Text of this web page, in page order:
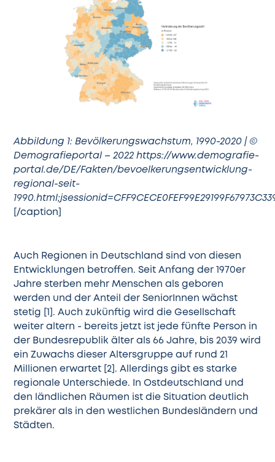
Abbildung 1: Bevölkerungswachstum, 1990-2020 | ©
Demografieportal – 2022 https://www.demografie-
portal.de/DE/Fakten/bevoelkerungsentwicklung-
regional-seit-
[/caption]
Auch Regionen in Deutschland sind von diesen
Entwicklungen betroffen. Seit Anfang der 1970er
Jahre sterben mehr Menschen als geboren
werden und der Anteil der SeniorInnen wächst
stetig [1]. Auch zukünftig wird die Gesellschaft
weiter altern - bereits jetzt ist jede fünfte Person in
der Bundesrepublik älter als 66 Jahre, bis 2039 wird
ein Zuwachs dieser Altersgruppe auf rund 21
Millionen erwartet [2]. Allerdings gibt es starke
regionale Unterschiede. In Ostdeutschland und
den
ländlichen Räumen ist die Situation deutlich
prekärer als in den westlichen Bundesländern und
Städten.